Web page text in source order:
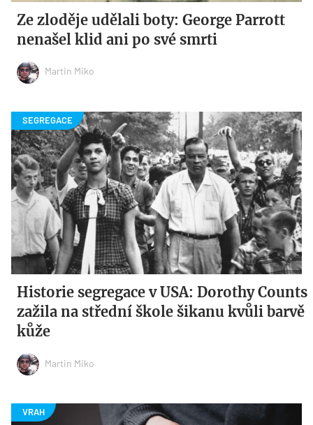
Ze zloděje udělali boty: George Parrott
nenašel klid ani po své smrti
Martin Miko
Historie segregace v USA: Dorothy Counts
zažila na střední škole šikanu kvůli barvě
kůže
Martin Miko